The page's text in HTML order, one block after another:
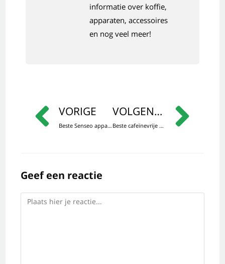
informatie over koffie,
apparaten, accessoires
en nog veel meer!
VORIGE
Beste Senseo apparaat (2026): Koopgids & Advies
VOLGENDE
Beste cafeïnevrije koffiebonen om decaf koffie te zetten: Koopgids & Advies
Geef een reactie